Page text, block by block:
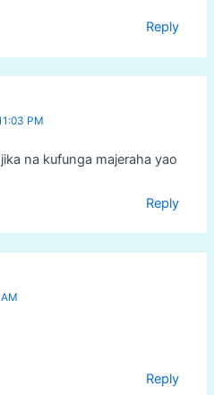
Reply
PM
na kufunga majeraha yao
Reply
Reply